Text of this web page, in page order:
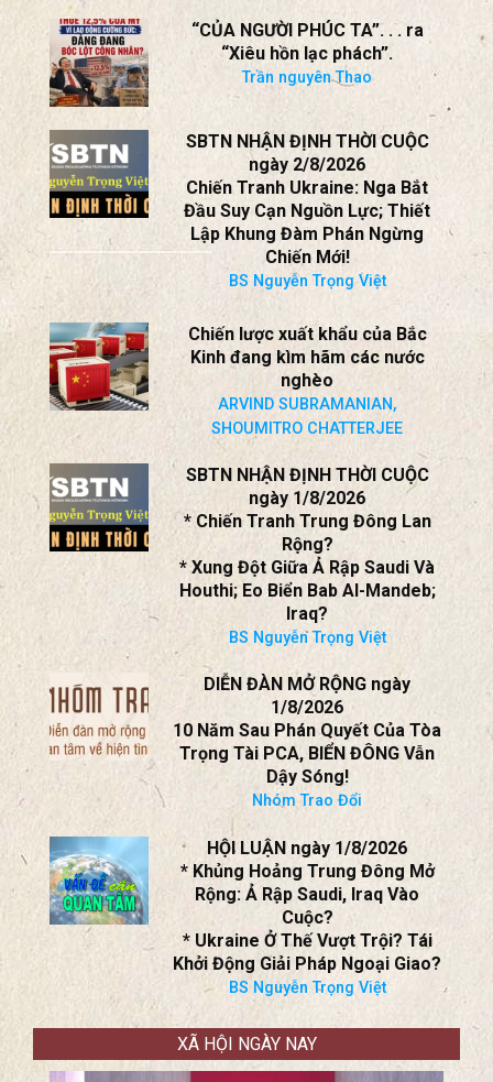
“CỦA NGƯỜI PHÚC TA”. . . ra
“Xiêu hồn lạc phách”.
Trần nguyên Thao
SBTN NHẬN ĐỊNH THỜI CUỘC
ngày 2/8/2026
Chiến Tranh Ukraine: Nga Bắt
Đầu Suy Cạn Nguồn Lực; Thiết
Lập Khung Đàm Phán Ngừng
Chiến Mới!
BS Nguyễn Trọng Việt
Chiến lược xuất khẩu của Bắc
Kinh đang kìm hãm các nước
nghèo
ARVIND SUBRAMANIAN,
SHOUMITRO CHATTERJEE
SBTN NHẬN ĐỊNH THỜI CUỘC
ngày 1/8/2026
* Chiến Tranh Trung Đông Lan
Rộng?
* Xung Đột Giữa Ả Rập Saudi Và
Houthi; Eo Biển Bab Al-Mandeb;
Iraq?
BS Nguyễn Trọng Việt
DIỄN ĐÀN MỞ RỘNG ngày
1/8/2026
10 Năm Sau Phán Quyết Của Tòa
Trọng Tài PCA, BIỂN ĐÔNG Vẫn
Dậy Sóng!
Nhóm Trao Đổi
HỘI LUẬN ngày 1/8/2026
* Khủng Hoảng Trung Đông Mở
Rộng: Ả Rập Saudi, Iraq Vào
Cuộc?
* Ukraine Ở Thế Vượt Trội? Tái
Khởi Động Giải Pháp Ngoại Giao?
BS Nguyễn Trọng Việt
XÃ HỘI NGÀY NAY